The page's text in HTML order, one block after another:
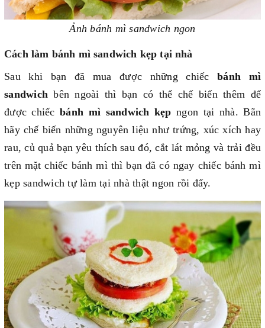
Ảnh bánh mì sandwich ngon
Cách làm bánh mì sandwich kẹp tại nhà
Sau khi bạn đã mua được những chiếc bánh mì
sandwich bên ngoài thì bạn có thể chế biến thêm để
được chiếcbánh mì sandwich kẹp ngon tại nhà. Bãn
hãy chế biến những nguyên liệu như trứng, xúc xích hay
rau, củ quả bạn yêu thích sau đó, cắt lát mỏng và trải đều
trên mặt chiếc bánh mì thì bạn đã có ngay chiếc bánh mì
kẹp sandwich tự làm tại nhà thật ngon rồi đấy.